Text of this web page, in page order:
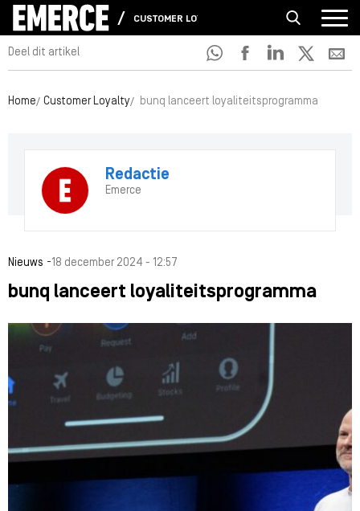
CUSTOMER LOYALTY
Deel dit artikel
Home Customer Loyalty bunq lanceert loyaliteitsprogramma
Redactie
Emerce
Nieuws -18 december 2024 - 12:57
bunq lanceert loyaliteitsprogramma